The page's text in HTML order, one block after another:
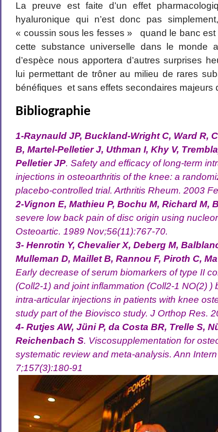
La preuve est faite d’un effet
hyaluronique qui n’est donc pas
« coussin sous les fesses » quand le banc est
cette substance universelle dans le monde
d’espèce nous apportera d’autres surprises
lui permettant de trôner au milieu de rares
bénéfiques et sans effets secondaires majeurs
Bibliographie
1-Raynauld JP, Buckland-Wright C, Ward R,
B, Martel-Pelletier J, Uthman I, Khy V,
Pelletier JP. Safety and efficacy of long-term
injections in osteoarthritis of the knee: a
placebo-controlled trial. Arthritis Rheum. 2003
2-Vignon E, Mathieu P, Bochu M, Richard M,
severe low back pain of disc origin using
Osteoartic. 1989 Nov;56(11):767-70.
3- Henrotin Y, Chevalier X, Deberg M,
Mulleman D, Maillet B, Rannou F, Piroth C,
Early decrease of serum biomarkers of type II
(Coll2-1) and joint inflammation (Coll2-1 NO(2) )
intra-articular injections in patients with knee
study part of the Biovisco study. J Orthop Res.
4- Rutjes AW, Jüni P, da Costa BR, Trelle S,
Reichenbach S. Viscosupplementation for
systematic review and meta-analysis. Ann
7;157(3):180-91